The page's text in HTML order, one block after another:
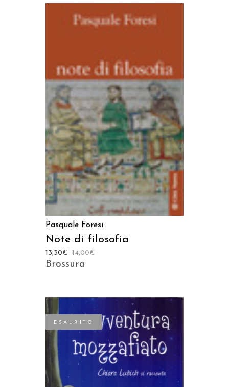
AGGIUNGI AL CARRELLO
Pasquale Foresi
Note di filosofia
14,00€
13,30€
Brossura
ESAURITO